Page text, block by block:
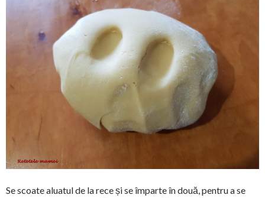
Se scoate aluatul de la rece și se împarte în două, pentru a se